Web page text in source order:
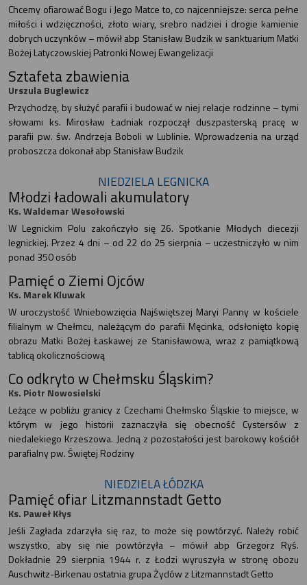
Chcemy ofiarować Bogu i Jego Matce to, co najcenniejsze: serca pełne
miłości i wdzięczności, złoto wiary, srebro nadziei i drogie kamienie
dobrych uczynków – mówił abp Stanisław Budzik w sanktuarium Matki
Bożej Latyczowskiej Patronki Nowej Ewangelizacji
Sztafeta zbawienia
Urszula Buglewicz
Przychodzę, by służyć parafii i budować w niej relacje rodzinne – tymi
słowami ks. Mirosław Ładniak rozpoczął duszpasterską pracę w
parafii pw. św. Andrzeja Boboli w Lublinie. Wprowadzenia na urząd
proboszcza dokonał abp Stanisław Budzik
NIEDZIELA LEGNICKA
Młodzi ładowali akumulatory
Ks. Waldemar Wesołowski
W Legnickim Polu zakończyło się 26. Spotkanie Młodych diecezji
legnickiej. Przez 4 dni – od 22 do 25 sierpnia – uczestniczyło w nim
ponad 350 osób
Pamięć o Ziemi Ojców
Ks. Marek Kluwak
W uroczystość Wniebowzięcia Najświętszej Maryi Panny w kościele
filialnym w Chełmcu, należącym do parafii Męcinka, odsłonięto kopię
obrazu Matki Bożej Łaskawej ze Stanisławowa, wraz z pamiątkową
tablicą okolicznościową
Co odkryto w Chełmsku Śląskim?
Ks. Piotr Nowosielski
Leżące w pobliżu granicy z Czechami Chełmsko Śląskie to miejsce, w
którym w jego historii zaznaczyła się obecność Cystersów z
niedalekiego Krzeszowa. Jedną z pozostałości jest barokowy kościół
parafialny pw. Świętej Rodziny
NIEDZIELA ŁÓDZKA
Pamięć ofiar Litzmannstadt Getto
Ks. Paweł Kłys
Jeśli Zagłada zdarzyła się raz, to może się powtórzyć. Należy robić
wszystko, aby się nie powtórzyła – mówił abp Grzegorz Ryś.
Dokładnie 29 sierpnia 1944 r. z Łodzi wyruszyła w stronę obozu
Auschwitz-Birkenau ostatnia grupa Żydów z Litzmannstadt Getto